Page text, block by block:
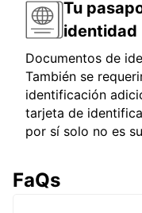
Tu
identidad
Documentos de
También se
identificación
tarjeta de
por sí solo no es
FaQs